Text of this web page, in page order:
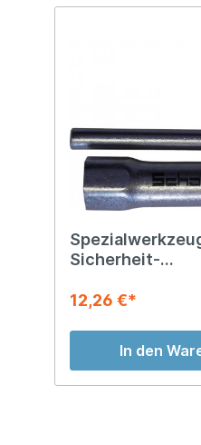
Sicherheit-
12,26 €*
In den